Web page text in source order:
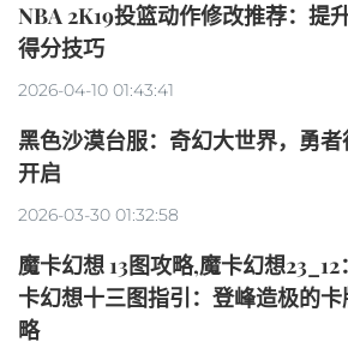
NBA 2K19投篮动作修改推荐：提
得分技巧
2026-04-10 01:43:41
黑色沙漠台服：奇幻大世界，勇者
开启
2026-03-30 01:32:58
魔卡幻想 13图攻略,魔卡幻想23_12
卡幻想十三图指引：登峰造极的卡
略